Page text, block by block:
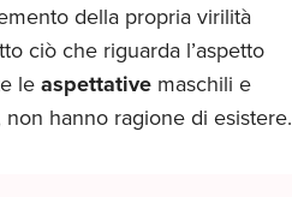
della propria virilità
ciò che riguarda l’aspetto
le aspettative maschili e
hanno ragione di esistere.